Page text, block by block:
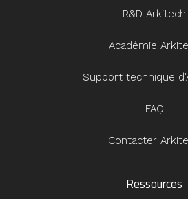
R&D Arkitech
Académie
Support technique
FAQ
Contacter
Ressources